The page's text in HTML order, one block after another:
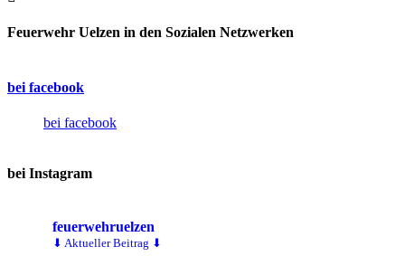
Feuerwehr Uelzen in den Sozialen Netzwerken
bei facebook
bei facebook
bei Instagram
feuerwehruelzen
⬇ Aktueller Beitrag ⬇